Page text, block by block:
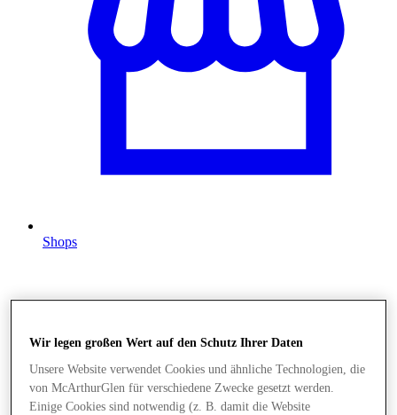
Shops
Wir legen großen Wert auf den Schutz Ihrer Daten
Unsere Website verwendet Cookies und ähnliche Technologien, die
von McArthurGlen für verschiedene Zwecke gesetzt werden.
Einige Cookies sind notwendig (z. B. damit die Website